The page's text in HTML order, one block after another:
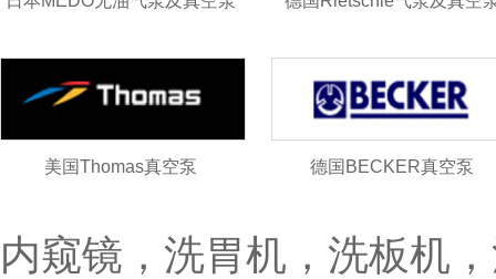
美国Thomas真空泵 德国BECKER真空泵
内窥镜，洗胃机，洗板机